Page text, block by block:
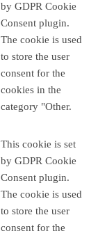
by GDPR Cookie
Consent plugin.
The cookie is used
to store the user
consent for the
cookies in the
category "Other.
This cookie is set
by GDPR Cookie
Consent plugin.
The cookie is used
to store the user
consent for the